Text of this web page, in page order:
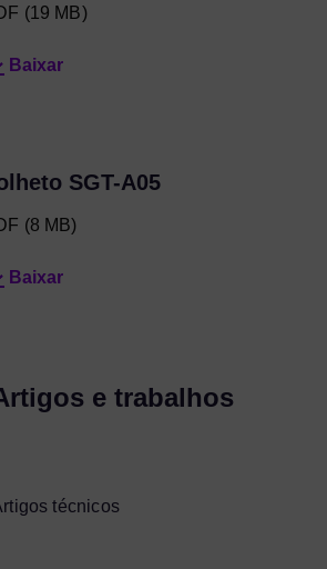
(19 MB)
Baixar
SGT-A05
(8 MB)
Baixar
e trabalhos
técnicos